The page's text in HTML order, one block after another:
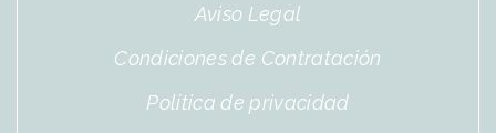
Aviso Legal
Condiciones de Contratación
Política de privacidad